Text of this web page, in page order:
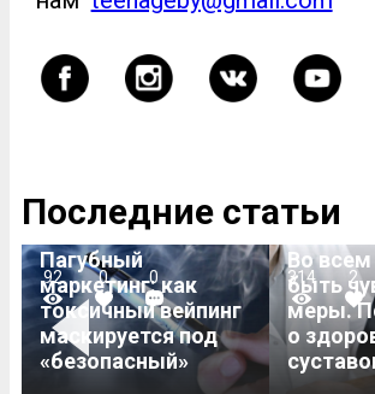
Последние статьи
Previous
92 0 0
Пагубный
маркетинг: как
токсичный вейпинг
маскируется под
«безопасный»
314 2
Во
быть
меры.
о